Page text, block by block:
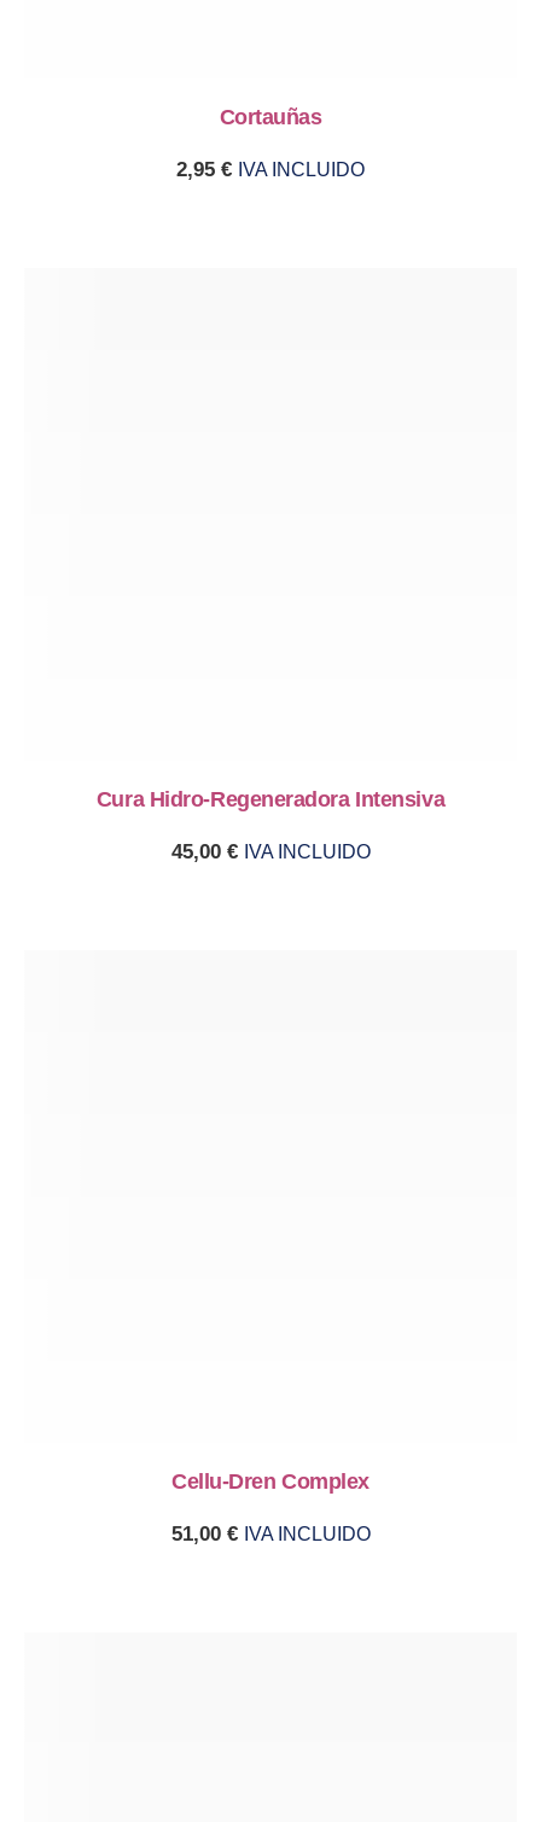
Cortauñas
2,95 € IVA INCLUIDO
Cura Hidro-Regeneradora Intensiva
45,00 € IVA INCLUIDO
Cellu-Dren Complex
51,00 € IVA INCLUIDO